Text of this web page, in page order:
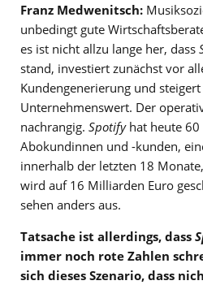
Franz Medwenitsch:
unbedingt gute
es ist nicht allzu lange her, dass
stand, investiert zunächst vor
Kundengenerierung und steigert
Unternehmenswert. Der
nachrangig. Spotifyhat heute 60
Abokundinnen und -kunden,
innerhalb der letzten 18
wird auf 16 Milliarden Euro
sehen anders aus.
Tatsache ist allerdings, dass
immer noch rote Zahlen
sich dieses Szenario, dass